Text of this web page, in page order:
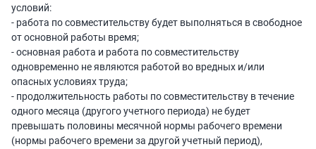
условий:
- работа по совместительству будет выполняться в свободное
от основной работы время;
- основная работа и работа по совместительству
одновременно не являются работой во вредных и/или
опасных условиях труда;
- продолжительность работы по совместительству в течение
одного месяца (другого учетного периода) не будет
превышать половины месячной нормы рабочего времени
(нормы рабочего времени за другой учетный период),